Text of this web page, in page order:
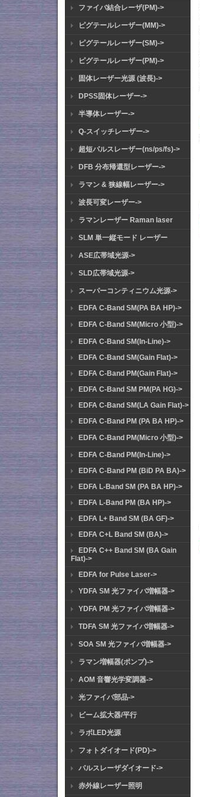
ファイバ結合レーザ(PM)->
ピグテールレーザー(MM)->
ピグテールレーザー(SM)->
ピグテールレーザー(PM)->
固体レーザー光源 (波長)->
DPSS固体レーザー->
半導体レーザー->
Q-スイッチレーザー->
超短パルスレーザー(ns/ps/fs)->
DFB 分布帰還型レーザー->
ラマン & 狭線幅レーザー->
波長可変レーザー->
ラマンレーザー Raman laser
SLM 単一縦モード レーザー
ASE広帯域光源->
SLD広帯域光源->
スーパーコンティニウム光源->
EDFA C-Band SM(PA BA HP)->
EDFA C-Band SM(Micro 小型)->
EDFA C-Band SM(In-Line)->
EDFA C-Band SM(Gain Flat)->
EDFA C-Band PM(Gain Flat)->
EDFA C-Band SM PM(PA HG)->
EDFA C-Band SM(LA Gain Flat)->
EDFA C-Band PM (PA BA HP)->
EDFA C-Band PM(Micro 小型)->
EDFA C-Band PM(In-Line)->
EDFA C-Band PM (BiD PA BA)->
EDFA L-Band SM (PA BA HP)->
EDFA L-Band PM (BA HP)->
EDFA L+ Band SM (BA GF)->
EDFA C+L Band SM (BA)->
EDFA C++ Band SM (BA Gain
Flat)->
EDFA for Pulse Laser->
YDFA SM 光ファイバ増幅器->
YDFA PM 光ファイバ増幅器->
TDFA SM 光ファイバ増幅器->
SOA SM 光ファイバ増幅器->
ラマン増幅器(ポンプ)->
AOM 音響光学変調器->
光ファイバ部品->
ビーム拡大器/平行
ラボLED光源
フォトダイオード(PD)->
パルスレーザダイオード->
赤外線レーザー照明